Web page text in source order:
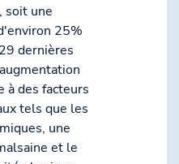
soit une
25%
dernières
à des facteurs
tels que les
une
et le